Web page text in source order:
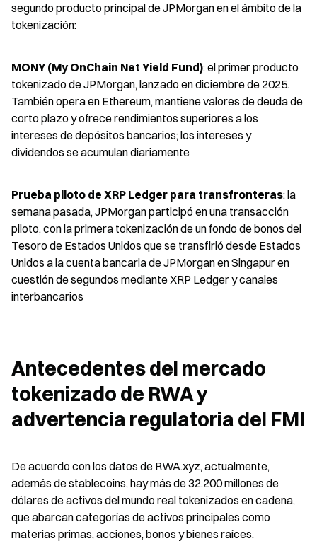
segundo producto principal de JPMorgan en el ámbito de la
tokenización:
MONY (My OnChain Net Yield Fund): el primer producto
tokenizado de JPMorgan, lanzado en diciembre de 2025.
También opera en Ethereum, mantiene valores de deuda de
corto plazo y ofrece rendimientos superiores a los
intereses de depósitos bancarios; los intereses y
dividendos se acumulan diariamente
Prueba piloto de XRP Ledger para transfronteras: la
semana pasada, JPMorgan participó en una transacción
piloto, con la primera tokenización de un fondo de bonos del
Tesoro de Estados Unidos que se transfirió desde Estados
Unidos a la cuenta bancaria de JPMorgan en Singapur en
cuestión de segundos mediante XRP Ledger y canales
interbancarios
Antecedentes del mercado
tokenizado de RWA y
advertencia regulatoria del FMI
De acuerdo con los datos de RWA.xyz, actualmente,
además de stablecoins, hay más de 32.200 millones de
dólares de activos del mundo real tokenizados en cadena,
que abarcan categorías de activos principales como
materias primas, acciones, bonos y bienes raíces.